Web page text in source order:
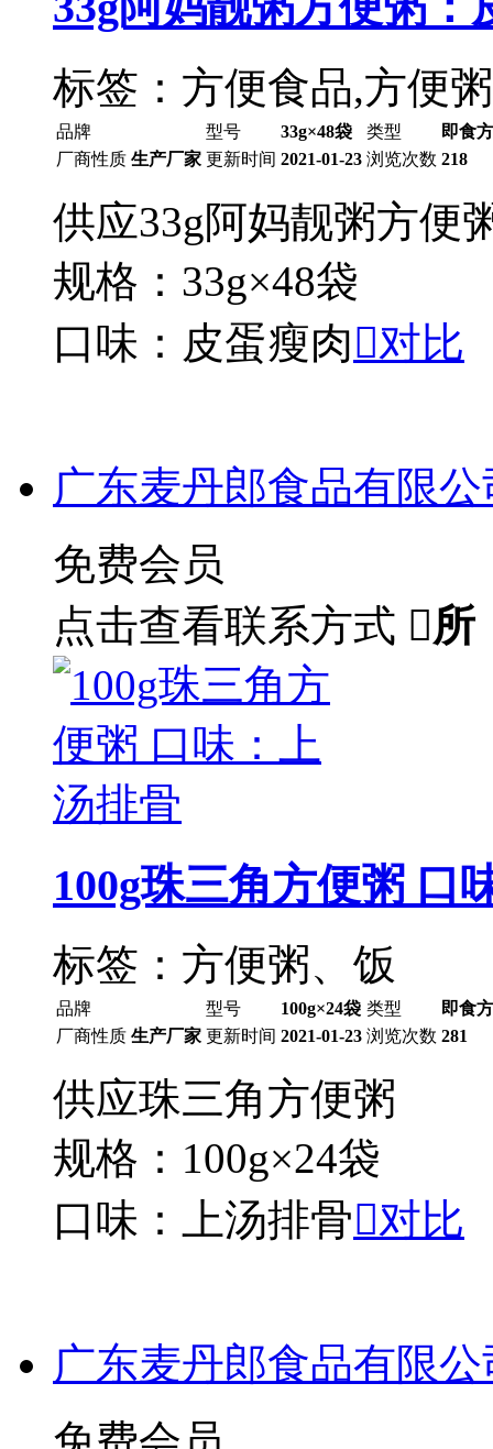
标签：方便食品,方便粥
品牌 型号 33g×48袋 类型
即食
厂商性质 生产厂家 更新时间 2021-01-23 浏览次数 218
供应33g阿妈靓粥方便
规格：33g×48袋
口味：皮蛋瘦肉对比
广东麦丹郎食品有限公
免费会员
点击查看联系方式 所
100g珠三角方便粥 口
标签：方便粥、饭
品牌 型号 100g×24袋 类型
即食
厂商性质 生产厂家 更新时间 2021-01-23 浏览次数 281
供应珠三角方便粥
规格：100g×24袋
口味：上汤排骨对比
广东麦丹郎食品有限公